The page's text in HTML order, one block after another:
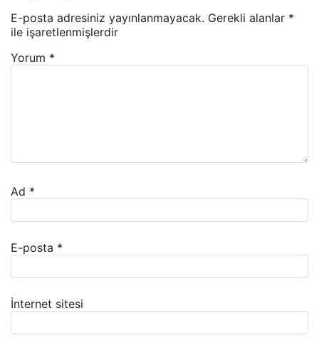
E-posta adresiniz yayınlanmayacak. Gerekli alanlar *
ile işaretlenmişlerdir
Yorum *
Ad *
E-posta *
İnternet sitesi